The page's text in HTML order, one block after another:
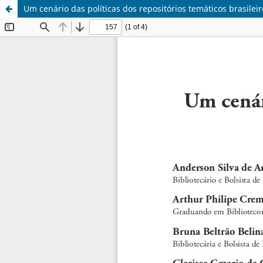
Um cenário das políticas dos repositórios temáticos